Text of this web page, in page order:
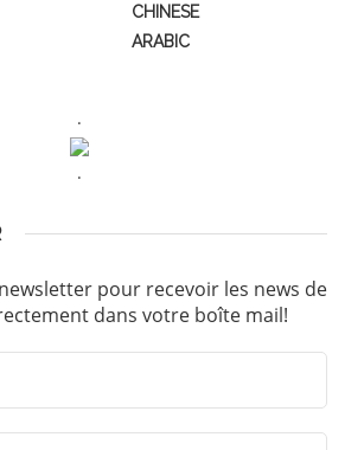
CHINESE
ARABIC
.
.
pour recevoir les news de
dans votre boîte mail!